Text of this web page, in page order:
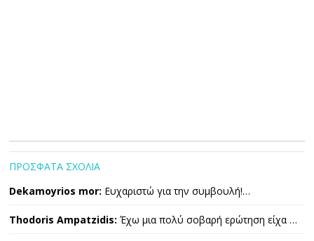
ΠΡΟΣΦΑΤΑ ΣΧΟΛΙΑ
Dekamoyrios mor: Ευχαριστώ για την συμβουλή!…
Thodoris Ampatzidis: Έχω μια πολύ σοβαρή ερώτηση είχα …